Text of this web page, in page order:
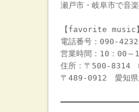
瀬戸市・岐阜市で
【favorite music】
電話番号：090-
営業時間：10：00～
住所：〒500-8314
〒489-0912 愛知県